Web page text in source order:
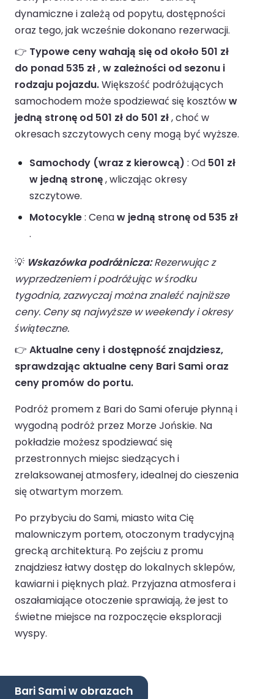
dynamiczne i zależą od popytu, dostępności
oraz tego, jak wcześnie dokonano rezerwacji.
👉 Typowe ceny wahają się od około 501 zł
do ponad 535 zł , w zależności od sezonu i
rodzaju pojazdu.Większość podróżujących
samochodem może spodziewać się kosztóww
jedną stronę od 501 zł do 501 zł, choć w
okresach szczytowych ceny mogą być wyższe.
Samochody (wraz z kierowcą) : Od 501 zł
w jedną stronę, wliczając okresy
szczytowe.
Motocykle: Cenaw jedną stronę od 535 zł
.
💡 Wskazówka podróżnicza:Rezerwując z
wyprzedzeniem i podróżując w środku
tygodnia, zazwyczaj można znaleźć najniższe
ceny. Ceny są najwyższe w weekendy i okresy
świąteczne.
👉 Aktualne ceny i dostępność znajdziesz,
sprawdzając aktualne ceny Bari Sami oraz
ceny promów do portu.
Podróż promem z Bari do Sami oferuje płynną i
wygodną podróż przez Morze Jońskie. Na
pokładzie możesz spodziewać się
przestronnych miejsc siedzących i
zrelaksowanej atmosfery, idealnej do cieszenia
się otwartym morzem.
Po przybyciu do Sami, miasto wita Cię
malowniczym portem, otoczonym tradycyjną
grecką architekturą. Po zejściu z promu
znajdziesz łatwy dostęp do lokalnych sklepów,
kawiarni i pięknych plaż. Przyjazna atmosfera i
oszałamiające otoczenie sprawiają, że jest to
świetne miejsce na rozpoczęcie eksploracji
wyspy.
Bari Sami w obrazach